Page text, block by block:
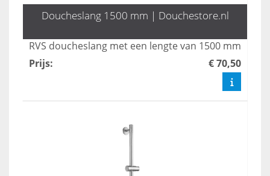
Doucheslang 1500 mm | Douchestore.nl
RVS doucheslang met een lengte van 1500 mm
Prijs: € 70,50